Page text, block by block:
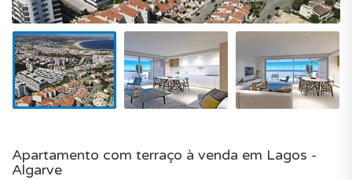
Apartamento com terraço à venda em Lagos -
Algarve